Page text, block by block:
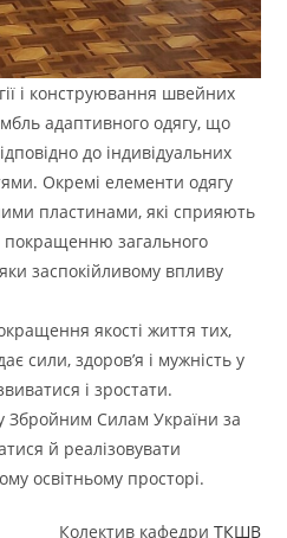
і конструювання швейних
адаптивного одягу, що
до індивідуальних
Окремі елементи одягу
пластинами, які сприяють
загального
заспокійливому впливу
якості життя тих,
сили, здоров’я і мужність у
і зростати.
Силам України за
й реалізовувати
освітньому просторі.
Колектив кафедри ТКШВ